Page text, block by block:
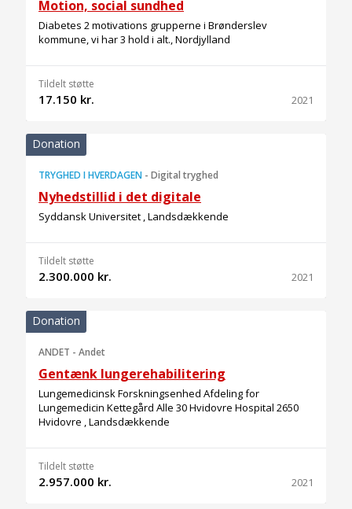
Motion, social sundhed
Diabetes 2 motivations grupperne i Brønderslev
kommune, vi har 3 hold i alt., Nordjylland
Tildelt støtte
17.150 kr. 2021
Donation
TRYGHED I HVERDAGEN - Digital tryghed
Nyhedstillid i det digitale
Syddansk Universitet , Landsdækkende
Tildelt støtte
2.300.000 kr. 2021
Donation
ANDET - Andet
Gentænk lungerehabilitering
Lungemedicinsk Forskningsenhed Afdeling for
Lungemedicin Kettegård Alle 30 Hvidovre Hospital 2650
Hvidovre , Landsdækkende
Tildelt støtte
2.957.000 kr. 2021